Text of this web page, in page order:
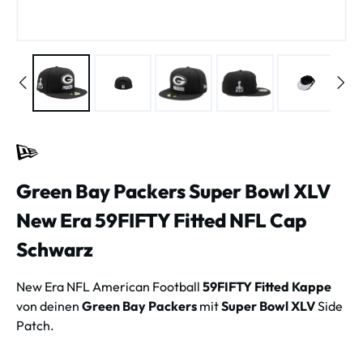
Green Bay Packers Super Bowl XLV
New Era 59FIFTY Fitted NFL Cap
Schwarz
New Era NFL American Football 59FIFTY Fitted Kappe
von deinen Green Bay Packers mitSuper Bowl XLVSide
Patch.